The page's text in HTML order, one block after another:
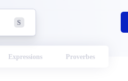
S
Expressions Proverbes